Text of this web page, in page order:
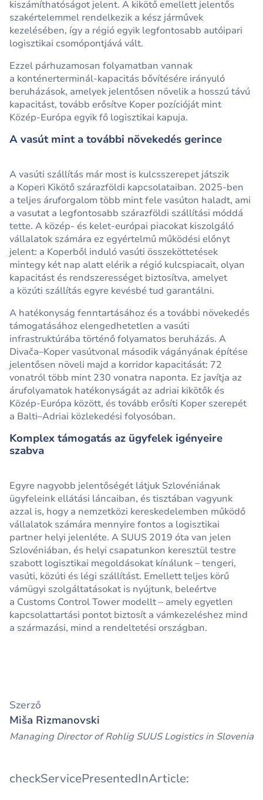
kiszámíthatóságot jelent. A kikötő emellett jelentős
szakértelemmel rendelkezik a kész járművek
kezelésében, így a régió egyik legfontosabb autóipari
logisztikai csomópontjává vált.
Ezzel párhuzamosan folyamatban vannak
a konténerterminál‑kapacitás bővítésére irányuló
beruházások, amelyek jelentősen növelik a hosszú távú
kapacitást, tovább erősítve Koper pozícióját mint
Közép‑Európa egyik fő logisztikai kapuja.
A vasút mint a további növekedés gerince
A vasúti szállítás már most is kulcsszerepet játszik
a Koperi Kikötő szárazföldi kapcsolataiban. 2025‑ben
a teljes áruforgalom több mint fele vasúton haladt, ami
a vasutat a legfontosabb szárazföldi szállítási móddá
tette. A közép‑ és kelet‑európai piacokat kiszolgáló
vállalatok számára ez egyértelmű működési előnyt
jelent: a Koperből induló vasúti összeköttetések
mintegy két nap alatt elérik a régió kulcspiacait, olyan
kapacitást és rendszerességet biztosítva, amelyet
a közúti szállítás egyre kevésbé tud garantálni.
A hatékonyság fenntartásához és a további növekedés
támogatásához elengedhetetlen a vasúti
infrastruktúrába történő folyamatos beruházás. A
Divača–Koper vasútvonal második vágányának építése
jelentősen növeli majd a korridor kapacitását: 72
vonatról több mint 230 vonatra naponta. Ez javítja az
árufolyamatok hatékonyságát az adriai kikötők és
Közép‑Európa között, és tovább erősíti Koper szerepét
a Balti–Adriai közlekedési folyosóban.
Komplex támogatás az ügyfelek igényeire
szabva
Egyre nagyobb jelentőségét látjuk Szlovéniának
ügyfeleink ellátási láncaiban, és tisztában vagyunk
azzal is, hogy a nemzetközi kereskedelemben működő
vállalatok számára mennyire fontos a logisztikai
partner helyi jelenléte. A SUUS 2019 óta van jelen
Szlovéniában, és helyi csapatunkon keresztül testre
szabott logisztikai megoldásokat kínálunk – tengeri,
vasúti, közúti és légi szállítást. Emellett teljes körű
vámügyi szolgáltatásokat is nyújtunk, beleértve
a Customs Control Tower modellt – amely egyetlen
kapcsolattartási pontot biztosít a vámkezeléshez mind
a származási, mind a rendeltetési országban.
Szerző
Miša Rizmanovski
Managing Director of Rohlig SUUS Logistics in Slovenia
checkServicePresentedInArticle: